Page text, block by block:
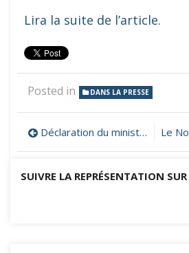
Lira la suite de l’article.
Posted in DANS LA PRESSE
Navigation
de
l’article
Déclaration du ministère artsakhiote des Affaires étrangères en réaction de l’assassinat des trois policiers de la République d’Artsakh par un commando azerbaïdjanais
SUIVRE LA REPRÉSENTATION